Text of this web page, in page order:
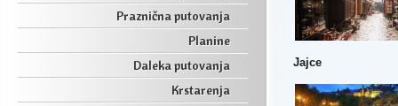
Praznična putovanja
Planine
Daleka putovanja
Krstarenja
Jajce